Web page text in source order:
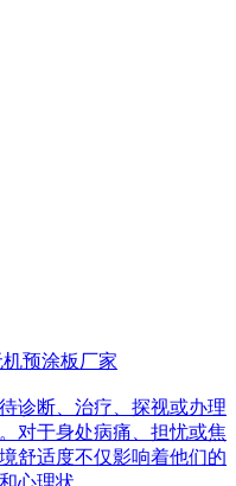
预涂板厂家
诊断、治疗、探视或办理
对于身处病痛、担忧或焦
舒适度不仅影响着他们的
心理状